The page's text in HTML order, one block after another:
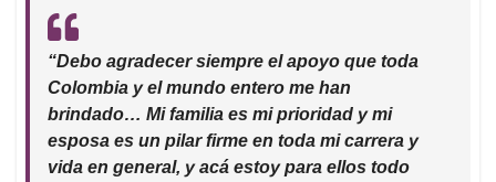
“Debo agradecer siempre el apoyo que toda
Colombia y el mundo entero me han
brindado… Mi familia es mi prioridad y mi
esposa es un pilar firme en toda mi carrera y
vida en general, y acá estoy para ellos todo